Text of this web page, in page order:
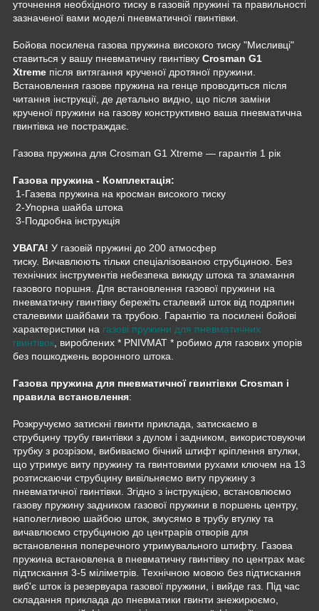
уточнення необхідного тиску в газовій пружині та правильності
зазначеної вами моделі пневматичної гвинтівки.
Бойова посилена газова пружина високого тиску "Мисливці"
ставиться у вашу пневматичну гвинтівку Crosman G1
Xtreme після витягання крученої дротяної пружини.
Встановлення газове пружина на генце проводиться після
читання інструкції, де детально видно, що після заміни
крученої пружини на газову конструктивно ваша пневматична
гвинтівка не постраждає.
Газова пружина для Crosman G1 Xtreme — гарантія 1 рік
Газова пружина - Комплектація:
1-Газева пружина на кросман високого тиску
2-Упорна шайба штока
3-Подробна інструкція
УВАГА! У газовій пружині до 200 атмосфер
тиску. Вичавлюють тільки спеціалізованою струбциною. Без
технічних інструментів небезпека викиду штока та зламання
газового поршня. Для встановлення газової пружини на
пневматичну гвинтівку бережіть сталевий шток від подряпин
сталевими шайбами та трубою. Гарантію та посилені бойові
характеристики на газові пружини для пневматичних
гвинтівок , вироблених * PNIVMAT * робимо для газових упорів
без пошкоджень воронного штока.
Газова пружина для пневматичної гвинтівки Crosman і
правила встановлення:
Розкручуємо затискні гвинти приклада, затискаємо в
струбцину трубу гвинтівки з дулом і задником, використовуючи
трубку з розрізом, вибиваємо бічний штифт кріплення втулки,
що утримує виту пружину та гвинтовими рухами ключем на 13
розтискаючи струбцину вивільняємо виту пружину з
пневматичної гвинтівки. Згідно з інструкцією, встановлюємо
газову пружину задником газової пружини в поршень центру,
наполегливою шайбою шток, змусямо в трубу втулку та
вичавлюємо струбциною до центрарів отворів для
встановлення поперечного утримувального штифту. Газова
пружина встановлена в пневматичну гвинтівку по центрах має
підтискання 3-5 міліметрів. Технічною мовою без підтискання
виб'є шток із резервуара газової пружини, і вийде газ. Під час
складання приклада до пневматики гвинти знежирюємо,